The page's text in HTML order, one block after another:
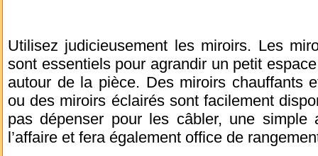
Utilisez judicieusement les miroirs. Les
sont essentiels pour agrandir un petit
autour de la pièce. Des miroirs chauffants
ou des miroirs éclairés sont facilement
pas dépenser pour les câbler, une simple
l’affaire et fera également office de